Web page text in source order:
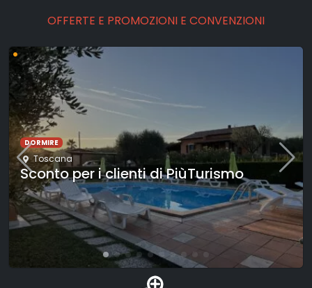
OFFERTE E PROMOZIONI E CONVENZIONI
•
DORMIRE
Toscana
Sconto per i clienti di PiùTurismo